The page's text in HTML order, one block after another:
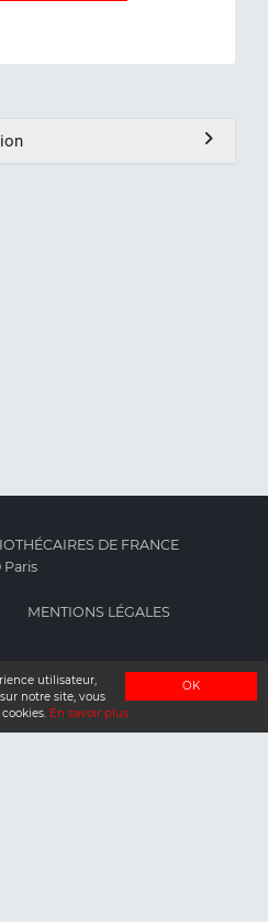
OK
utilisateur,
notre site, vous
En savoir plus
DE FRANCE
Paris
MENTIONS LÉGALES
agoraBib